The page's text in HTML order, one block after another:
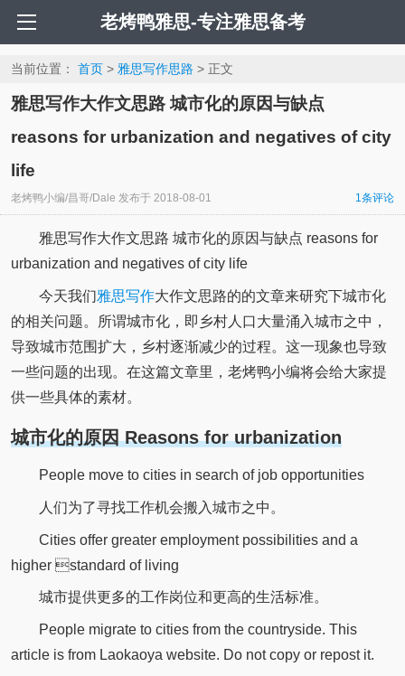
老烤鸭雅思-专注雅思备考
当前位置： 首页> 雅思写作思路 > 正文
雅思写作大作文思路 城市化的原因与缺点
reasons for urbanization and negatives of city
life
老烤鸭小编/昌哥/Dale 发布于 2018-08-01 1条评论
雅思写作大作文思路 城市化的原因与缺点 reasons for
urbanization and negatives of city life
今天我们雅思写作大作文思路的的文章来研究下城市化
的相关问题。所谓城市化，即乡村人口大量涌入城市之中，
导致城市范围扩大，乡村逐渐减少的过程。这一现象也导致
一些问题的出现。在这篇文章里，老烤鸭小编将会给大家提
供一些具体的素材。
城市化的原因 Reasons for urbanization
People move to cities in search of job opportunities
人们为了寻找工作机会搬入城市之中。
Cities offer greater employment possibilities and a
higher standard of living
城市提供更多的工作岗位和更高的生活标准。
People migrate to cities from the countryside. This
article is from Laokaoya website. Do not copy or repost it.